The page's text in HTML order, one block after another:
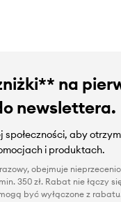
na
newslettera.
społeczności, aby
i produktach.
obejmuje
350 zł. Rabat nie łączy
być wyłączone z